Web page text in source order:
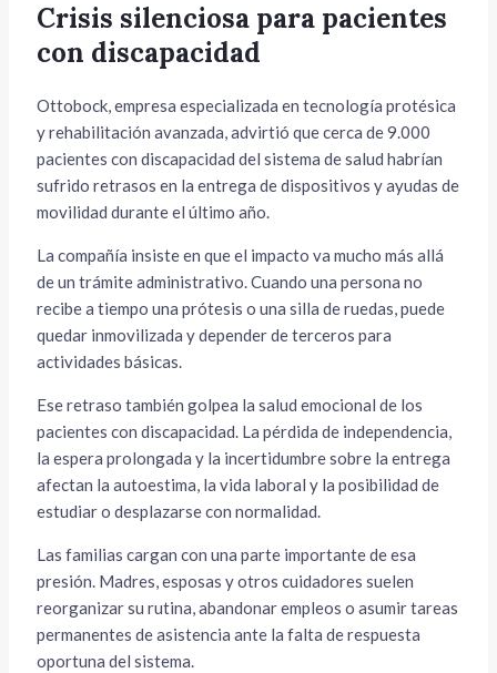
Crisis silenciosa para pacientes
con discapacidad
Ottobock, empresa especializada en tecnología protésica
y rehabilitación avanzada, advirtió que cerca de 9.000
pacientes con discapacidad del sistema de salud habrían
sufrido retrasos en la entrega de dispositivos y ayudas de
movilidad durante el último año.
La compañía insiste en que el impacto va mucho más allá
de un trámite administrativo. Cuando una persona no
recibe a tiempo una prótesis o una silla de ruedas, puede
quedar inmovilizada y depender de terceros para
actividades básicas.
Ese retraso también golpea la salud emocional de los
pacientes con discapacidad. La pérdida de independencia,
la espera prolongada y la incertidumbre sobre la entrega
afectan la autoestima, la vida laboral y la posibilidad de
estudiar o desplazarse con normalidad.
Las familias cargan con una parte importante de esa
presión. Madres, esposas y otros cuidadores suelen
reorganizar su rutina, abandonar empleos o asumir tareas
permanentes de asistencia ante la falta de respuesta
oportuna del sistema.